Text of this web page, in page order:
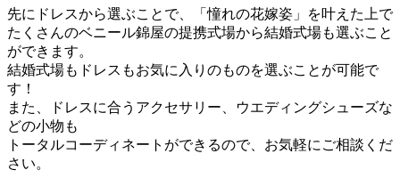
先にドレスから選ぶことで、「憧れの花嫁姿」を叶えた上で
たくさんのベニール錦屋の提携式場から結婚式場も選ぶこと
ができます。
結婚式場もドレスもお気に入りのものを選ぶことが可能で
す！
また、ドレスに合うアクセサリー、ウエディングシューズな
どの小物も
トータルコーディネートができるので、お気軽にご相談くだ
さい。